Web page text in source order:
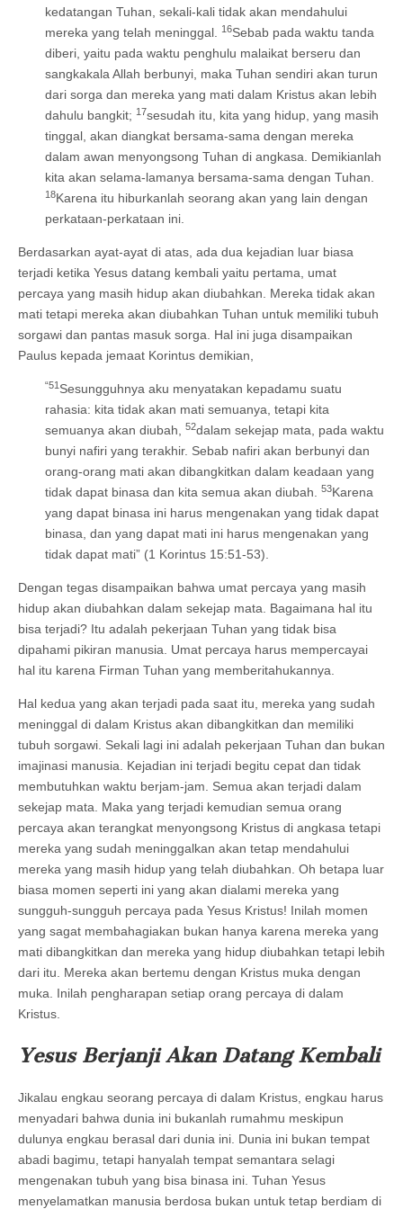
kedatangan Tuhan, sekali-kali tidak akan mendahului
mereka yang telah meninggal.
16Sebab pada waktu tanda
diberi, yaitu pada waktu penghulu malaikat berseru dan
sangkakala Allah berbunyi, maka Tuhan sendiri akan turun
dari sorga dan mereka yang mati dalam Kristus akan lebih
dahulu bangkit; 17sesudah itu, kita yang hidup, yang masih
tinggal, akan diangkat bersama-sama dengan mereka
dalam awan menyongsong Tuhan di angkasa. Demikianlah
kita akan selama-lamanya bersama-sama dengan Tuhan.
18Karena itu hiburkanlah seorang akan yang lain dengan
perkataan-perkataan ini.
Berdasarkan ayat-ayat di atas, ada dua kejadian luar biasa
terjadi ketika Yesus datang kembali yaitu pertama, umat
percaya yang masih hidup akan diubahkan. Mereka tidak akan
mati tetapi mereka akan diubahkan Tuhan untuk memiliki tubuh
sorgawi dan pantas masuk sorga. Hal ini juga disampaikan
Paulus kepada jemaat Korintus demikian,
“51 Sesungguhnya aku menyatakan kepadamu suatu
rahasia: kita tidak akan mati semuanya, tetapi kita
semuanya akan diubah,
52dalam sekejap mata, pada waktu
bunyi nafiri yang terakhir. Sebab nafiri akan berbunyi dan
orang-orang mati akan dibangkitkan dalam keadaan yang
tidak dapat binasa dan kita semua akan diubah.
53Karena
yang dapat binasa ini harus mengenakan yang tidak dapat
binasa, dan yang dapat mati ini harus mengenakan yang
tidak dapat mati” (1 Korintus 15:51-53).
Dengan tegas disampaikan bahwa umat percaya yang masih
hidup akan diubahkan dalam sekejap mata. Bagaimana hal itu
bisa terjadi? Itu adalah pekerjaan Tuhan yang tidak bisa
dipahami pikiran manusia. Umat percaya harus mempercayai
hal itu karena Firman Tuhan yang memberitahukannya.
Hal kedua yang akan terjadi pada saat itu, mereka yang sudah
meninggal di dalam Kristus akan dibangkitkan dan memiliki
tubuh sorgawi. Sekali lagi ini adalah pekerjaan Tuhan dan bukan
imajinasi manusia. Kejadian ini terjadi begitu cepat dan tidak
membutuhkan waktu berjam-jam. Semua akan terjadi dalam
sekejap mata. Maka yang terjadi kemudian semua orang
percaya akan terangkat menyongsong Kristus di angkasa tetapi
mereka yang sudah meninggalkan akan tetap mendahului
mereka yang masih hidup yang telah diubahkan. Oh betapa luar
biasa momen seperti ini yang akan dialami mereka yang
sungguh-sungguh percaya pada Yesus Kristus! Inilah momen
yang sagat membahagiakan bukan hanya karena mereka yang
mati dibangkitkan dan mereka yang hidup diubahkan tetapi lebih
dari itu. Mereka akan bertemu dengan Kristus muka dengan
muka. Inilah pengharapan setiap orang percaya di dalam
Kristus.
Yesus Berjanji Akan Datang Kembali
Jikalau engkau seorang percaya di dalam Kristus, engkau harus
menyadari bahwa dunia ini bukanlah rumahmu meskipun
dulunya engkau berasal dari dunia ini. Dunia ini bukan tempat
abadi bagimu, tetapi hanyalah tempat semantara selagi
mengenakan tubuh yang bisa binasa ini. Tuhan Yesus
menyelamatkan manusia berdosa bukan untuk tetap berdiam di